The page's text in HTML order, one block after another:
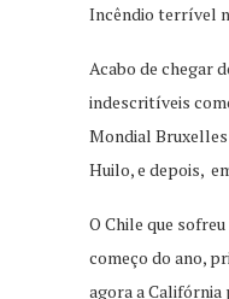
Incêndio terrível
Acabo de chegar
indescritíveis
Mondial
Huilo, e depois,
O Chile que
começo do ano,
agora a Califórnia